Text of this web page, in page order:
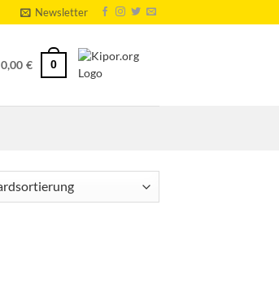
Newsletter
0,00€ 0